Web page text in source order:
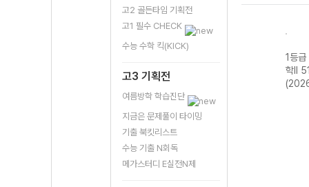
고2 골든타임 기획전
고1 필수 CHECK
수능 수학 킥(KICK)
고3 기획전
여름방학 학습진단
지금은 문제풀이 타이밍
기출 북킷리스트
수능 기출 N회독
메가스터디 E실전N제
합사회2 700
제-22개정
(2026년용)
1등급
학II